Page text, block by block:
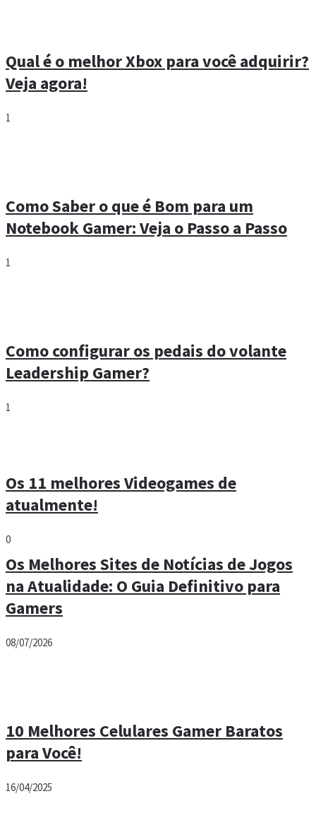
Qual é o melhor Xbox para você adquirir?
Veja agora!
1
Como Saber o que é Bom para um
Notebook Gamer: Veja o Passo a Passo
1
Como configurar os pedais do volante
Leadership Gamer?
1
Os 11 melhores Videogames de
atualmente!
0
Os Melhores Sites de Notícias de Jogos
na Atualidade: O Guia Definitivo para
Gamers
08/07/2026
10 Melhores Celulares Gamer Baratos
para Você!
16/04/2025